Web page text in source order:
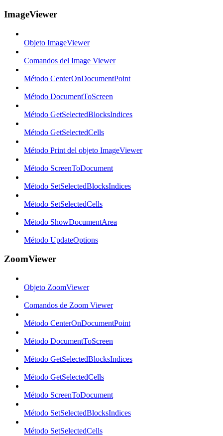
ImageViewer
Objeto ImageViewer
Comandos del Image Viewer
Método CenterOnDocumentPoint
Método DocumentToScreen
Método GetSelectedBlocksIndices
Método GetSelectedCells
Método Print del objeto ImageViewer
Método ScreenToDocument
Método SetSelectedBlocksIndices
Método SetSelectedCells
Método ShowDocumentArea
Método UpdateOptions
ZoomViewer
Objeto ZoomViewer
Comandos de Zoom Viewer
Método CenterOnDocumentPoint
Método DocumentToScreen
Método GetSelectedBlocksIndices
Método GetSelectedCells
Método ScreenToDocument
Método SetSelectedBlocksIndices
Método SetSelectedCells